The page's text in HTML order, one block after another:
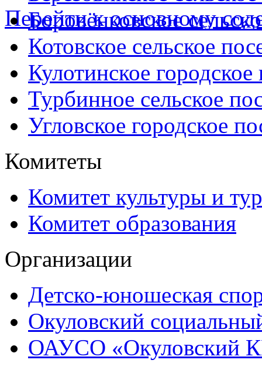
Перейти к основному
Боровёнковское
Котовское сельское
Кулотинское городское
Турбинное сельское
Угловское городское
Комитеты
Комитет культуры и
Комитет образования
Организации
Детско-юношеская
Окуловский
ОАУСО «Окуловский